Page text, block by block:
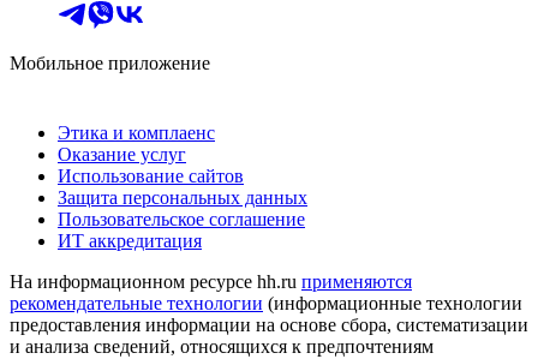
Мобильное приложение
Этика и комплаенс
Оказание услуг
Использование сайтов
Защита персональных данных
Пользовательское соглашение
ИТ аккредитация
На информационном ресурсе hh.ru применяются
рекомендательные технологии (информационные технологии
предоставления информации на основе сбора, систематизации
и анализа сведений, относящихся к предпочтениям